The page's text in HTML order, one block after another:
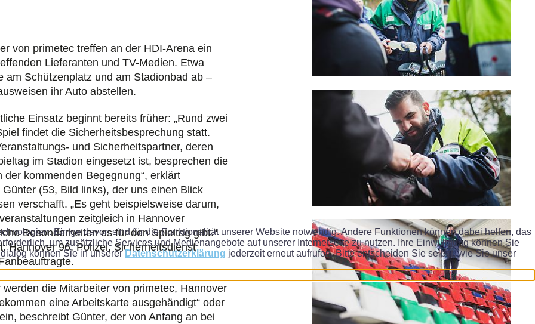
Einige davon sind für die Funktionalität unserer Website notwendig. Andere Funktionen können dabei helfen, das
um zusätzliche Services und Medienangebote auf unserer Internetseite zu nutzen. Ihre Einwilligung können Sie
können Sie in unsererDatenschutzerklärung jederzeit erneut aufrufen. Bitte entscheiden Sie selbst, wie Sie unser
von primetec treffen an der HDI-Arena ein
Lieferanten und TV-Medien. Etwa
Schützenplatz und am Stadionbad ab –
ihr Auto abstellen.
Einsatz beginnt bereits früher: „Rund zwei
findet die Sicherheits­besprechung statt.
und Sicherheits­partner, deren
im Stadion eingesetzt ist, besprechen die
der kommenden Begegnung“, erklärt
(53, Bild links), der uns einen Blick
verschafft. „Es geht beispielsweise darum,
zeitgleich in Hannover
Besonderheiten es für den Spieltag gibt.“
Hannover 96, Polizei, Sicherheitsdienst
die Mitarbeiter von primetec, Hannover
eine Arbeitskarte ausgehändigt“ oder
beschreibt Günter, der von Anfang an bei